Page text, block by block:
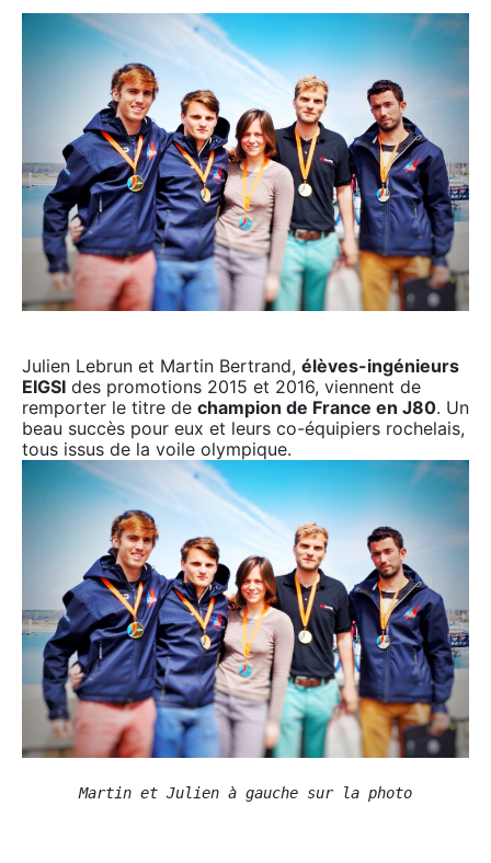
Julien Lebrun et Martin Bertrand, élèves-ingénieurs
EIGSI des promotions 2015 et 2016, viennent de
remporter le titre de champion de France en J80. Un
beau succès pour eux et leurs co-équipiers rochelais,
tous issus de la voile olympique.
Martin et Julien à gauche sur la photo